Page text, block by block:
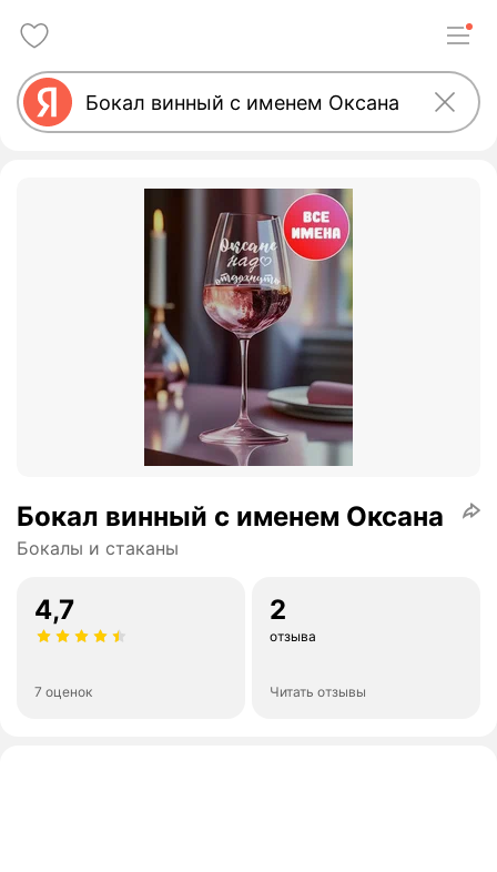
Бокал винный с именем Оксана
Бокалы и стаканы
4,7
7 оценок
2
отзыва
Читать отзывы